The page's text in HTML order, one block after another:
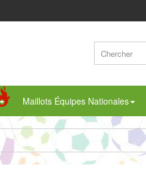
Maillots Équipes Nationales